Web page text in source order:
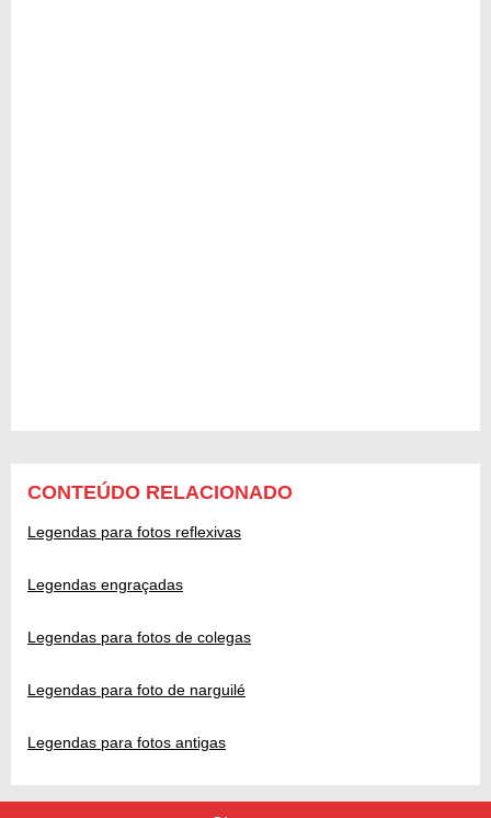
CONTEÚDO RELACIONADO
Legendas para fotos reflexivas
Legendas engraçadas
Legendas para fotos de colegas
Legendas para foto de narguilé
Legendas para fotos antigas